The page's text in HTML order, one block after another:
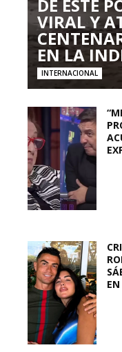
DE ESTE
VIRAL Y
EN LA
INTERNACIONAL